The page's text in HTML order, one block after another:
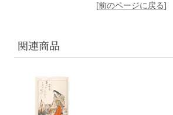
[前のページに戻る]
関連商品